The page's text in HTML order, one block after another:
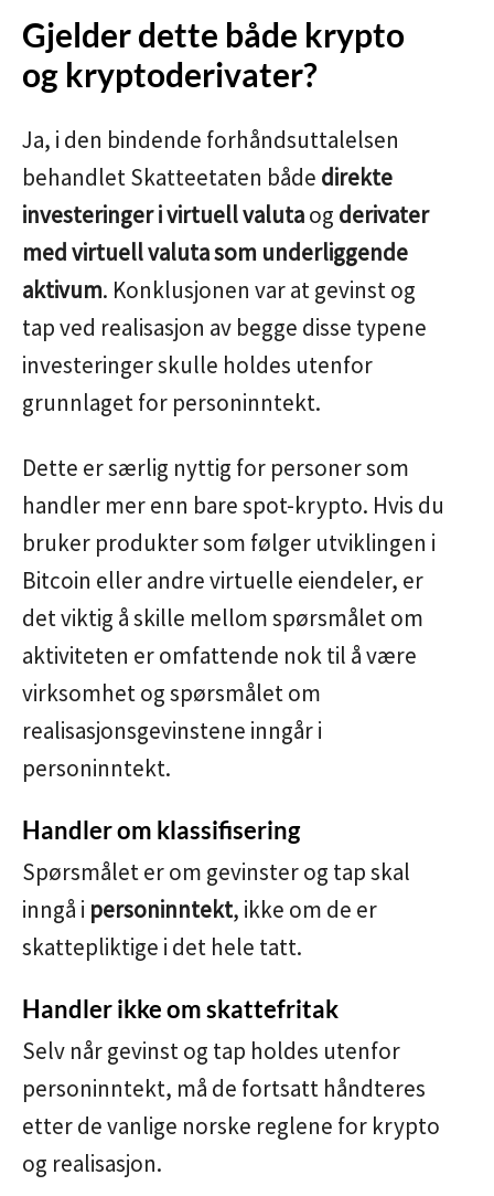
Gjelder dette både krypto
og kryptoderivater?
Ja, i den bindende forhåndsuttalelsen
behandlet Skatteetaten både direkte
investeringer i virtuell valutaog derivater
med virtuell valuta som underliggende
aktivum. Konklusjonen var at gevinst og
tap ved realisasjon av begge disse typene
investeringer skulle holdes utenfor
grunnlaget for personinntekt.
Dette er særlig nyttig for personer som
handler mer enn bare spot-krypto. Hvis du
bruker produkter som følger utviklingen i
Bitcoin eller andre virtuelle eiendeler, er
det viktig å skille mellom spørsmålet om
aktiviteten er omfattende nok til å være
virksomhet og spørsmålet om
realisasjonsgevinstene inngår i
personinntekt.
Handler om klassifisering
Spørsmålet er om gevinster og tap skal
inngå i personinntekt, ikke om de er
skattepliktige i det hele tatt.
Handler ikke om skattefritak
Selv når gevinst og tap holdes utenfor
personinntekt, må de fortsatt håndteres
etter de vanlige norske reglene for krypto
og realisasjon.